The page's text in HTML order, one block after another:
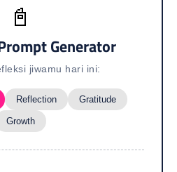
📓
Generator
jiwamu hari ini:
Reflection Gratitude
Growth